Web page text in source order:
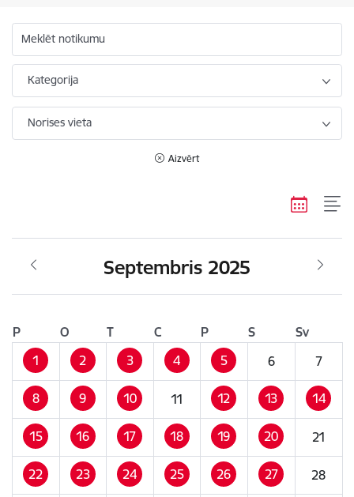
Meklēt notikumu
Kategorija
Norises vieta
Aizvērt
Septembris 2025
P O T C P S
Sv
1
2 3 4 5 6 7
8 9 10 11 12 13 14
15 16 17 18 19 20 21
22 23 24 25 26 27 28